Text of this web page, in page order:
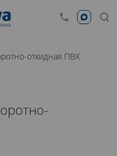
откидная ПВХ